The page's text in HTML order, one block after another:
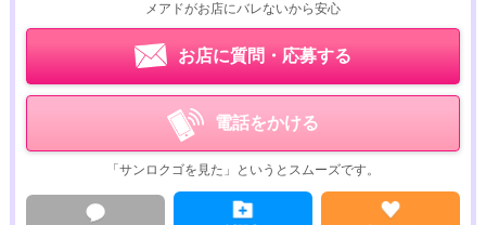
｡・ﾟ・。｡・ﾟ・。｡・ﾟ・。
稼ぎやすい理由がある！
｡・ﾟ・。｡・ﾟ・。｡・ﾟ・。
応募しようかな？と迷ったときには「チャットルームの数」にご注目くだ
チャットルームが少ないと、出勤したい日に「満室でバイトができない」
なんてこともあるのです(;´Д｀)
ポケットワーク仙台は、チャットルームがなんと40部屋もあります！！
バイトがしたい日に出勤して高収入を稼いでいただけるので、稼ぎやすさ
メアドがお店にバレないから安心
お店に質問・応募する
電話をかける
「サンロクゴを見た」というとスムーズです。